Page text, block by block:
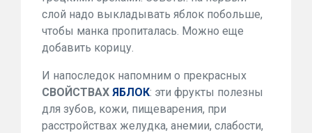
слой надо выкладывать яблок побольше,
чтобы манка пропиталась. Можно еще
добавить корицу.
И напоследок напомним о прекрасных
СВОЙСТВАХ ЯБЛОК: эти фрукты полезны
для зубов, кожи, пищеварения, при
расстройствах желудка, анемии, слабости,